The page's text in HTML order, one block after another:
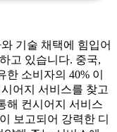
기술 채택에 힘입어
고 있습니다. 중국,
소비자의 40% 이
어지 서비스를 찾고
해 컨시어지 서비스
보고되어 강력한 디